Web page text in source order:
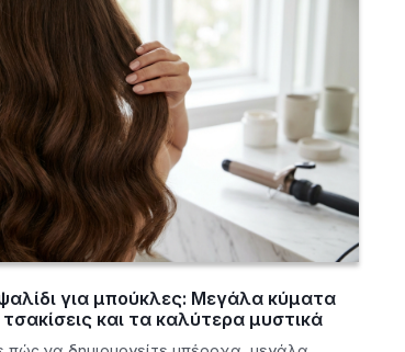
για μπούκλες: Μεγάλα κύματα
και τα καλύτερα μυστικά